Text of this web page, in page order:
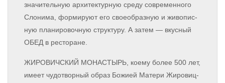
зна­чи­тель­ную ар­хи­тек­тур­ную сре­ду со­вре­мен­но­го
Сло­ни­ма, фор­ми­ру­ют его свое­об­раз­ную и жи­во­пис­
ную пла­ни­ро­воч­ную ст­рук­ту­ру. А затем — вкус­ный
ОБЕД в ре­сто­ра­не.
ЖИРОВИЧСКИЙ МОНАСТЫРЬ, ко­е­му бо­лее 500 лет,
име­ет чу­до­твор­ный об­раз Бо­жи­ей Ма­те­ри Жи­ро­виц­